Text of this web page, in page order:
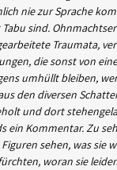
nie zur Sprache
sind.
Traumata,
die sonst von
umhüllt bleiben,
den diversen
und dort
ein Kommentar. Zu
Figuren sehen, was sie
woran sie